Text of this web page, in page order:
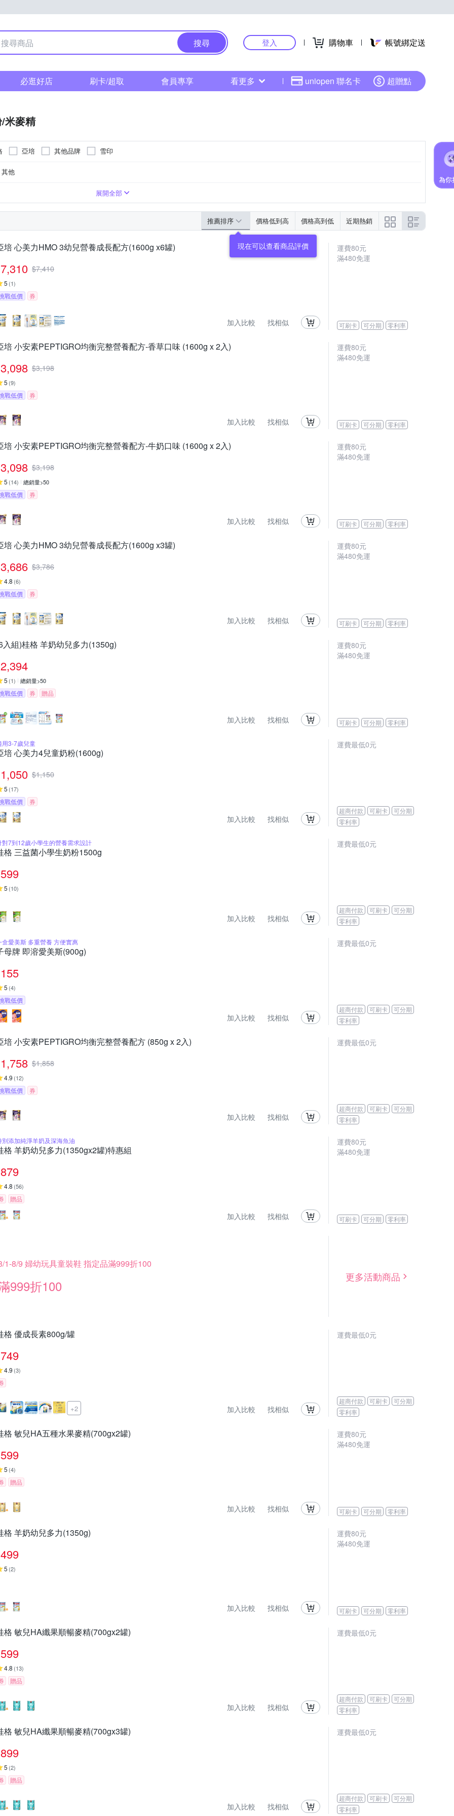
搜尋 登入 購物車 帳號綁定送
必逛好店 刷卡/超取 會員專享 看更多 uniopen 聯名卡 超贈點
米麥精
亞培 其他品牌 雪印
其他
如外包裝所示如外包裝所示
如外包裝所示
展開全部
推薦排序 價格低到高 價格高到低 近期熱銷
培 心美力HMO 3幼兒營養成長配方(1600g x6罐)
7,310 $7,410
5 (1)
戰低價 券
加入比較 找相似
運費80元
滿480免運
可刷卡 可分期 零利率
培 小安素PEPTIGRO均衡完整營養配方-香草口味 (1600g x 2入)
3,098 $3,198
5 (9)
戰低價 券
加入比較 找相似
運費80元
滿480免運
可刷卡 可分期 零利率
培 小安素PEPTIGRO均衡完整營養配方-牛奶口味 (1600g x 2入)
3,098 $3,198
5 (14) 總銷量>50
戰低價 券
加入比較 找相似
運費80元
滿480免運
可刷卡 可分期 零利率
培 心美力HMO 3幼兒營養成長配方(1600g x3罐)
3,686 $3,786
4.8 (6)
戰低價 券
加入比較 找相似
運費80元
滿480免運
可刷卡 可分期 零利率
入組)桂格 羊奶幼兒多力(1350g)
2,394
5 (1) 總銷量>50
戰低價 券 贈品
加入比較 找相似
運費80元
滿480免運
可刷卡 可分期 零利率
用3-7歲兒童
培 心美力4兒童奶粉(1600g)
1,050 $1,150
5 (17)
戰低價 券
加入比較 找相似
運費最低0元
超商付款 可刷卡
可分期
零利率
對7到12歲小學生的營養需求設計
格 三益菌小學生奶粉1500g
599
5 (10)
加入比較 找相似
運費最低0元
超商付款 可刷卡
可分期
零利率
盒愛美斯 多重營養 方便實惠
母牌 即溶愛美斯(900g)
155
5 (4)
戰低價
加入比較 找相似
運費最低0元
超商付款 可刷卡
可分期
零利率
培 小安素PEPTIGRO均衡完整營養配方 (850g x 2入)
1,758 $1,858
4.9 (12)
戰低價 券
加入比較 找相似
運費最低0元
超商付款 可刷卡
可分期
零利率
別添加純淨羊奶及深海魚油
格 羊奶幼兒多力(1350gx2罐)特惠組
879
4.8 (56)
贈品
加入比較 找相似
運費80元
滿480免運
可刷卡 可分期 零利率
1-8/9 婦幼玩具童裝鞋 指定品滿999折100
999折100
更多活動商品
格 優成長素800g/罐
749
4.9 (3)
+2 加入比較 找相似
運費最低0元
超商付款 可刷卡
可分期
零利率
格 敏兒HA五種水果麥精(700gx2罐)
599
5 (4)
贈品
加入比較 找相似
運費80元
滿480免運
可刷卡 可分期 零利率
格 羊奶幼兒多力(1350g)
499
5 (2)
加入比較 找相似
運費80元
滿480免運
可刷卡 可分期 零利率
格 敏兒HA纖果順暢麥精(700gx2罐)
599
4.8 (13)
贈品
加入比較 找相似
運費最低0元
超商付款 可刷卡
可分期
零利率
格 敏兒HA纖果順暢麥精(700gx3罐)
899
5 (2)
贈品
加入比較 找相似
運費最低0元
超商付款 可刷卡
可分期
零利率